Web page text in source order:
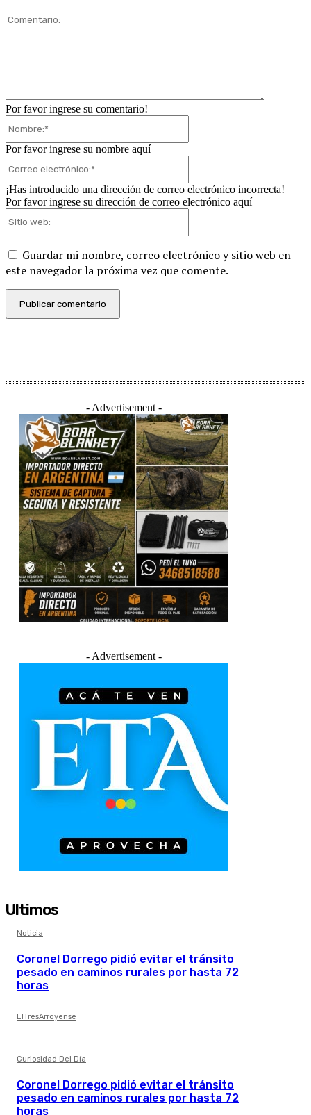
Por favor ingrese su comentario!
Por favor ingrese su nombre aquí
¡Has introducido una dirección de correo electrónico incorrecta!
Por favor ingrese su dirección de correo electrónico aquí
Guardar mi nombre, correo electrónico y sitio web en
este navegador la próxima vez que comente.
- Advertisement -
- Advertisement -
Ultimos
Noticia
Coronel Dorrego pidió evitar el tránsito
pesado en caminos rurales por hasta 72
horas
ElTresArroyense
Curiosidad Del Día
Coronel Dorrego pidió evitar el tránsito
pesado en caminos rurales por hasta 72
horas